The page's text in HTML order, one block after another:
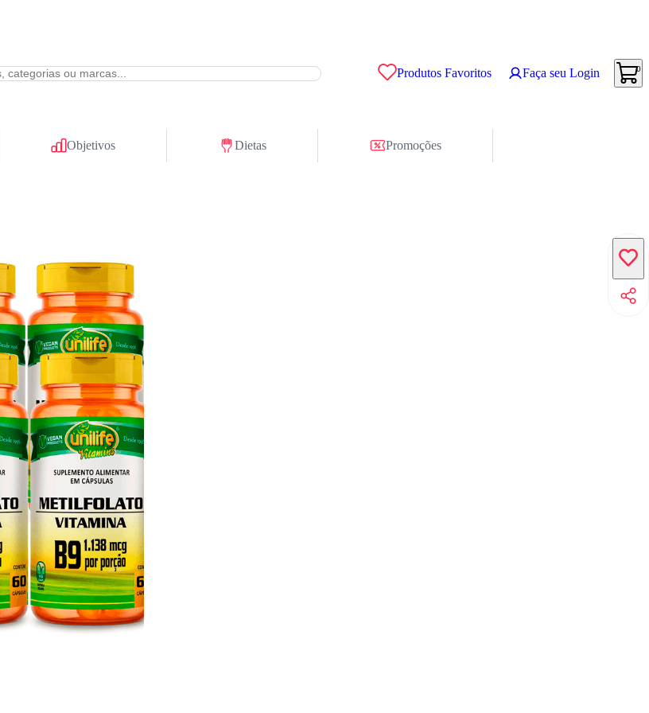
Produtos Favoritos Faça seu Login 0
Objetivos Dietas Promoções